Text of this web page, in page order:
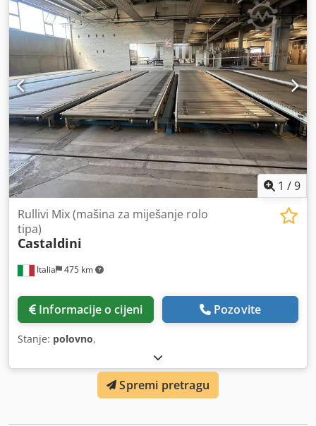
1 /9
Italia 475 km
Rullivi Mix (mašina za miješanje rolo
tipa)
Castaldini
Informacije o cijeni Pozovite
Stanje: polovno,
Spremi pretragu